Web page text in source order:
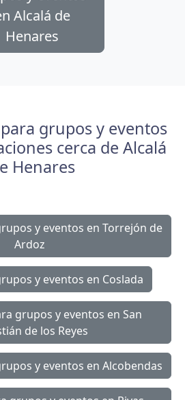
Alcalá de
Henares
grupos y eventos
cerca de Alcalá
Henares
y eventos en Torrejón de
Ardoz
y eventos en Coslada
grupos y eventos en San
de los Reyes
y eventos en Alcobendas